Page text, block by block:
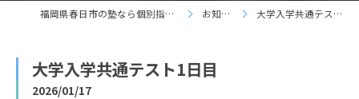
福岡県春日市の塾なら個別指導 夢咲志塾 お知らせ 大学入学共通テスト1日目
大学入学共通テスト1日目
2026/01/17